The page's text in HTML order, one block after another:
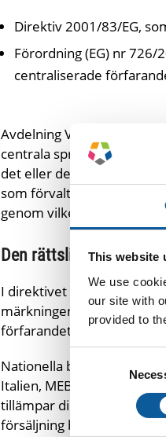
This website
We use
our site with
provided to
Selection
Direktiv 2001/83/EG,
Förordning (EG) nr
centraliserade
Avdelning V i direktivet
centrala
det eller de officiella
som förvaltas av EMA:s
genom vilket dessa krav
Den rättsliga grunden:
I direktivet anges vad
märkningen (artikel 54)
förfarandet som sköts av
Nationella behöriga
Italien, MEB i
tillämpar direktivet på
försäljning beviljas, inte en